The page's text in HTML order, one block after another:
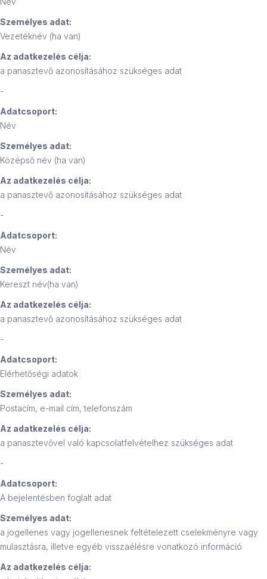
Személyes adat:
Vezetéknév (ha van)
Az adatkezelés célja:
a panasztevő azonosításához szükséges adat
-
Adatcsoport:
Név
Személyes adat:
Középső név (ha van)
Az adatkezelés célja:
a panasztevő azonosításához szükséges adat
-
Adatcsoport:
Név
Személyes adat:
Kereszt név(ha van)
Az adatkezelés célja:
a panasztevő azonosításához szükséges adat
-
Adatcsoport:
Elérhetőségi adatok
Személyes adat:
Postacím, e-mail cím, telefonszám
Az adatkezelés célja:
a panasztevővel való kapcsolatfelvételhez szükséges adat
-
Adatcsoport:
A bejelentésben foglalt adat
Személyes adat:
a jogellenes vagy jogellenesnek feltételezett cselekményre vagy
mulasztásra, illetve egyéb visszaélésre vonatkozó információ
Az adatkezelés célja: